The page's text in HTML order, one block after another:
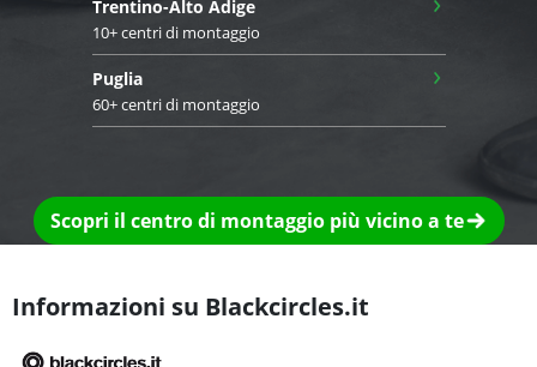
Trentino-Alto Adige
10+ centri di montaggio
Puglia
60+ centri di montaggio
›
Scopri il centro di montaggio più vicino a te
Informazioni su Blackcircles.it